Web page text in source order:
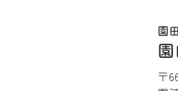
園
〒